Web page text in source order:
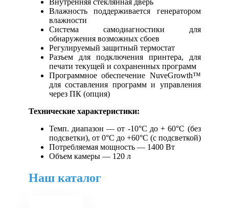
Внутренняя стеклянная дверь
Влажность поддерживается генератором
влажности
Система самодиагностики для
обнаружения возможных сбоев
Регулируемый защитный термостат
Разъем для подключения принтера, для
печати текущей и сохраненных программ
Программное обеспечение NuveGrowth™
для составления программ и управления
через ПК (опция)
Технические характеристики:
Темп. диапазон — от -10°С до + 60°С (без
подсветки), от 0°С до +60°С (с подсветкой)
Потребляемая мощность — 1400 Вт
Объем камеры — 120 л
Наш каталог